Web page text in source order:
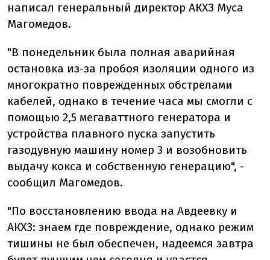
написал генеральный директор АКХЗ Муса
Магомедов.
"В понедельник была полная аварийная
остановка из-за пробоя изоляции одного из
многократно поврежденных обстрелами
кабелей, однако в течение часа мы смогли с
помощью 2,5 мегаваттного генератора и
устройства плавного пуска запустить
газодувную машину номер 3 и возобновить
выдачу кокса и собственную генерацию", -
сообщил Магомедов.
"По восстановлению ввода на Авдеевку и
АКХЗ: знаем где повреждение, однако режим
тишины не был обеспечен, надеемся завтра